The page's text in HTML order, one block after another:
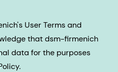
User Terms and
that dsm-firmenich
data for the purposes